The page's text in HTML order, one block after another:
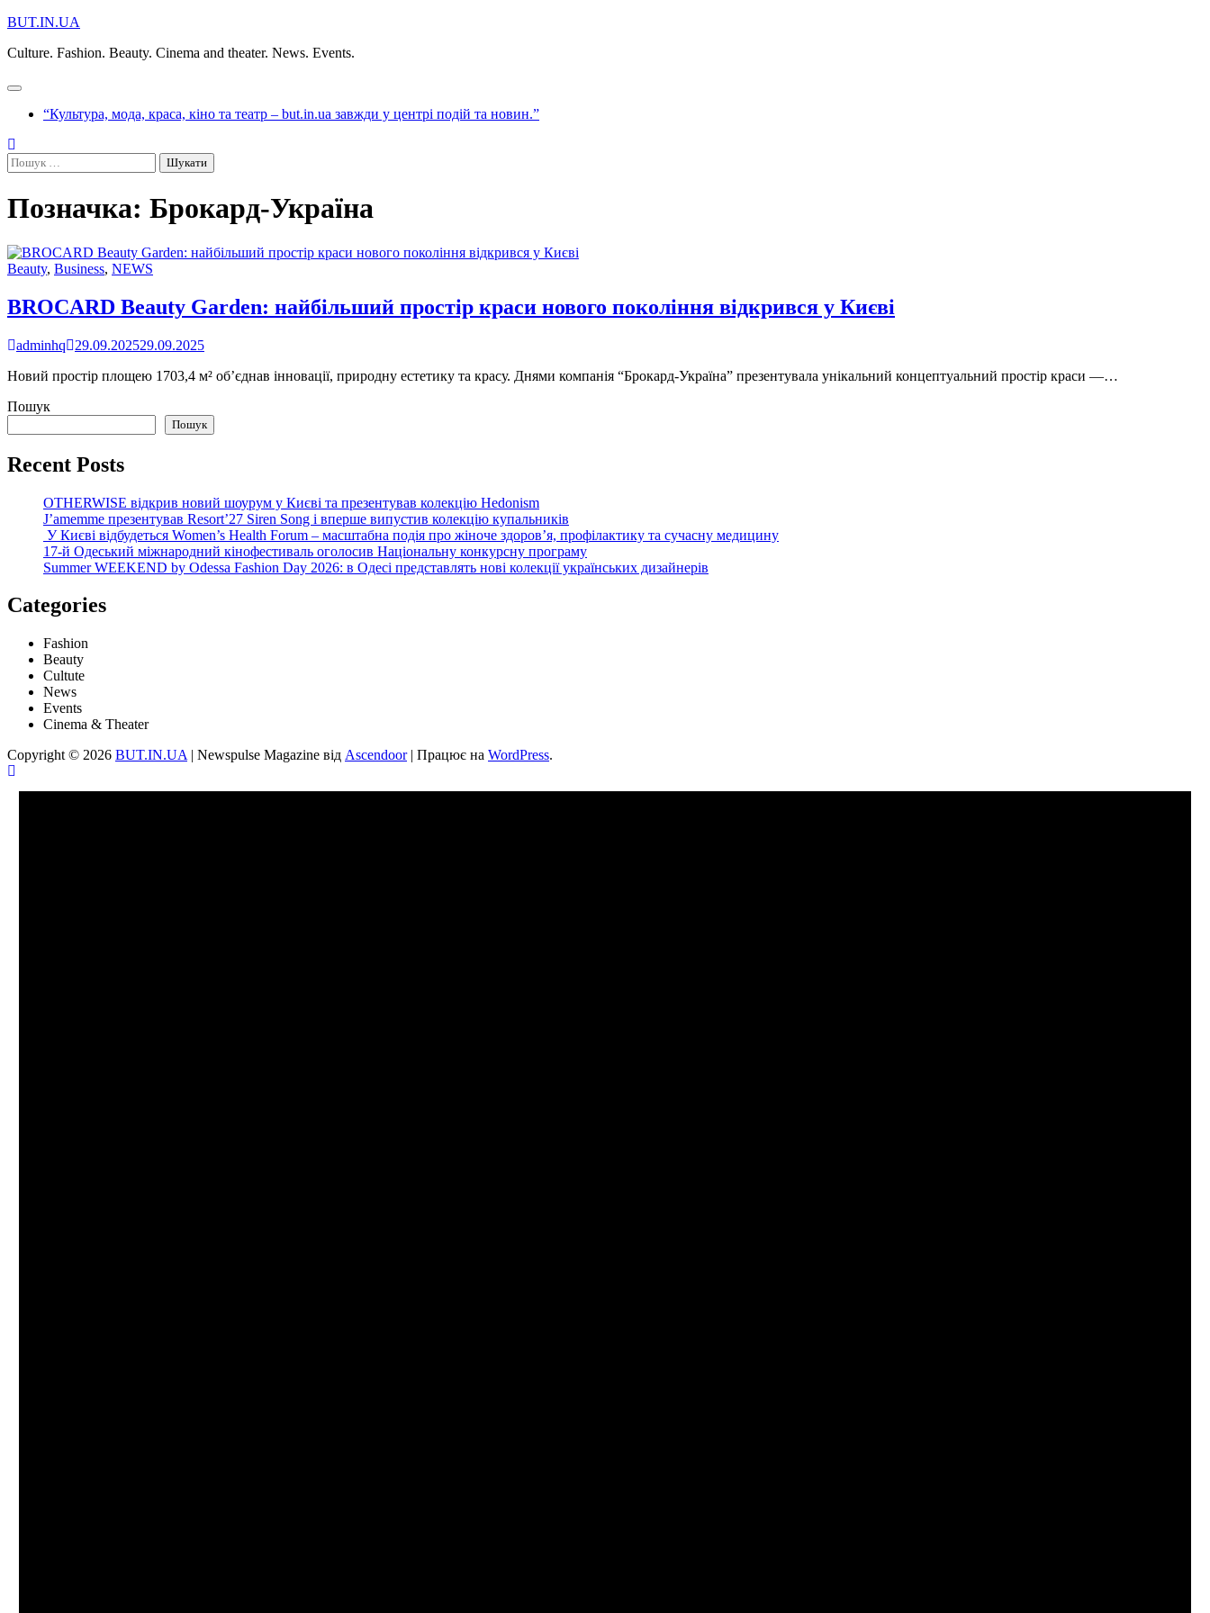
Перейти
вмісту
BUT.IN.UA
Culture. Fashion. Beauty. Cinema and theater. News. Events.
“Культура, мода, краса, кіно та театр – but.in.ua завжди у центрі подій та новин.”
Пошук:
Позначка: Брокард-Україна
Beauty, Business, NEWS
BROCARD Beauty Garden: найбільший простір краси нового покоління відкрився у Києві
adminhq 29.09.202529.09.2025
Новий простір площею 1703,4 м² об’єднав інновації, природну естетику та красу. Днями компанія “Брокард-Україна” презентувала унікальний концептуальний простір краси —…
Пошук
Пошук
Recent Posts
OTHERWISE відкрив новий шоурум у Києві та презентував колекцію Hedonism
J’amemme презентував Resort’27 Siren Song і вперше випустив колекцію купальників
У Києві відбудеться Women’s Health Forum – масштабна подія про жіноче здоров’я, профілактику та сучасну медицину
17-й Одеський міжнародний кінофестиваль оголосив Національну конкурсну програму
Summer WEEKEND by Odessa Fashion Day 2026: в Одесі представлять нові колекції українських дизайнерів
Categories
Fashion
Beauty
Cultute
News
Events
Cinema & Theater
Copyright © 2026 BUT.IN.UA | Newspulse Magazine від Ascendoor| Працює на WordPress.